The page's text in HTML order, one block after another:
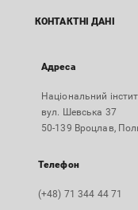
КОНТАКТНІ ДАНІ
Адреса
Національний
вул. Шевська 37
50-139 Вроцлав,
Телефон
(+48) 71 344 44 71